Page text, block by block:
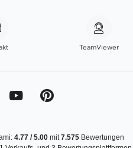
TeamViewer
4.77 /5.00 mit7.575 Bewertungen